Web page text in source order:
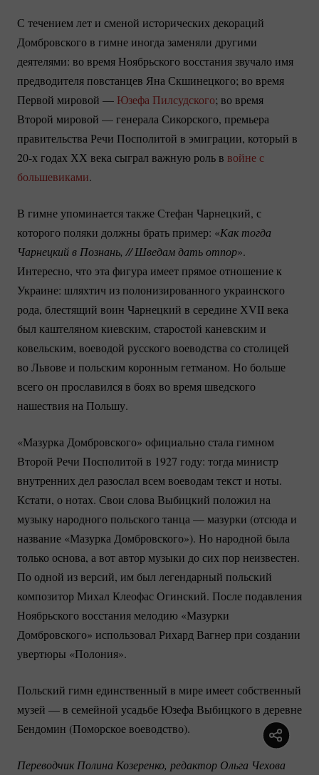
С течением лет и сменой исторических декораций
Домбровского в гимне иногда заменяли другими
деятелями: во время Ноябрьского восстания звучало имя
предводителя повстанцев Яна Скшинецкого; во время
Первой мировой — Юзефа Пилсудского; во время
Второй мировой — генерала Сикорского, премьера
правительства Речи Посполитой в эмиграции, который в
20-х годах ХХ века сыграл важную роль в войне с
большевиками.
В гимне упоминается также Стефан Чарнецкий, с
которого поляки должны брать пример: «Как тогда
Чарнецкий в Познань, // Шведам дать отпор».
Интересно, что эта фигура имеет прямое отношение к
Украине: шляхтич из полонизированного украинского
рода, блестящий воин Чарнецкий в середине ХVII века
был каштеляном киевским, старостой каневским и
ковельским, воеводой русского воеводства со столицей
во Львове и польским коронным гетманом. Но больше
всего он прославился в боях во время шведского
нашествия на Польшу.
«Мазурка Домбровского» официально стала гимном
Второй Речи Посполитой в 1927 году: тогда министр
внутренних дел разослал всем воеводам текст и ноты.
Кстати, о нотах. Свои слова Выбицкий положил на
музыку народного польского танца — мазурки (отсюда и
название «Мазурка Домбровского»). Но народной была
только основа, а вот автор музыки до сих пор неизвестен.
По одной из версий, им был легендарный польский
композитор Михал Клеофас Огинский. После подавления
Ноябрьского восстания мелодию «Мазурки
Домбровского» использовал Рихард Вагнер при создании
увертюры «Полония».
Польский гимн единственный в мире имеет собственный
музей — в семейной усадьбе Юзефа Выбицкого в деревне
Бендомин (Поморское воеводство).
Переводчик Полина Козеренко, редактор Ольга Чехова